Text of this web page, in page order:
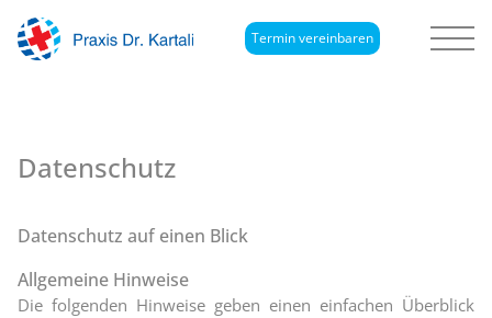
Termin vereinbaren
Datenschutz
Datenschutz auf einen Blick
Allgemeine Hinweise
Die folgenden Hinweise geben einen einfachen Überblick